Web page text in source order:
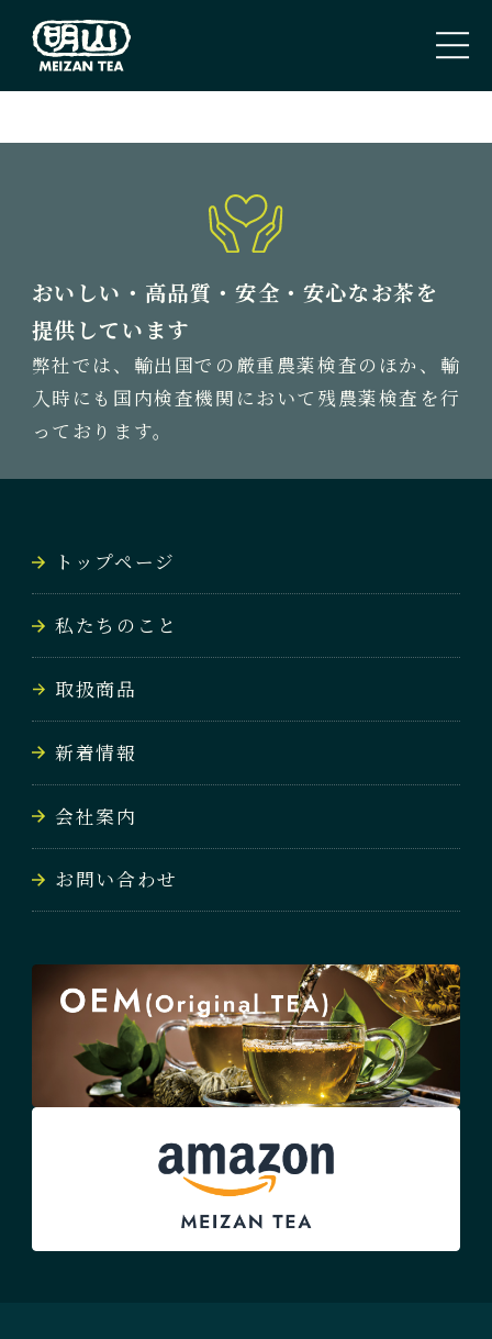
ABOUT US
取扱商品
TEA
新着情報
会社案内
COMPANY
お問い合わせ
おいしい・高品質・安全・安心なお茶を
提供しています
弊社では、輸出国での厳重農薬検査のほか、輸
入時にも国内検査機関において残農薬検査を行
っております。
トップページ
私たちのこと
取扱商品
新着情報
会社案内
お問い合わせ